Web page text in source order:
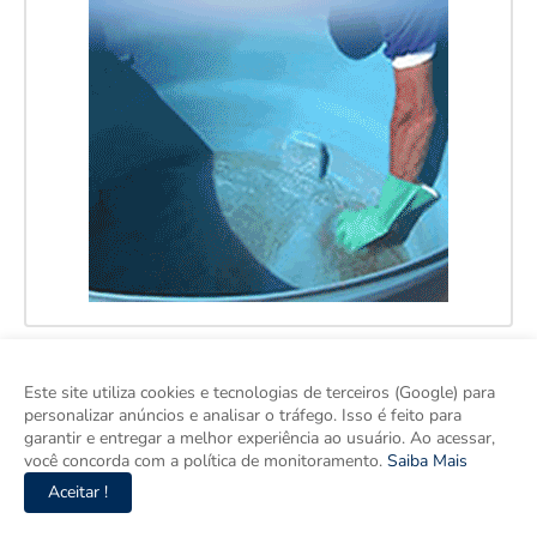
Este site utiliza cookies e tecnologias de terceiros (Google) para
personalizar anúncios e analisar o tráfego. Isso é feito para
garantir e entregar a melhor experiência ao usuário. Ao acessar,
você concorda com a política de monitoramento. Saiba Mais
Aceitar !